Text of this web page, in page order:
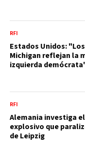
RFI
Estados Unidos:
Michigan reflejan la
izquierda
RFI
Alemania investiga
explosivo que
de Leipzig